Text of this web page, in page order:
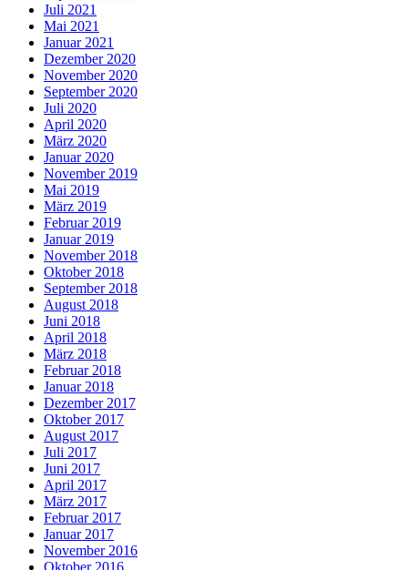
Juli 2021
Mai 2021
Januar 2021
Dezember 2020
November 2020
September 2020
Juli 2020
April 2020
März 2020
Januar 2020
November 2019
Mai 2019
März 2019
Februar 2019
Januar 2019
November 2018
Oktober 2018
September 2018
August 2018
Juni 2018
April 2018
März 2018
Februar 2018
Januar 2018
Dezember 2017
Oktober 2017
August 2017
Juli 2017
Juni 2017
April 2017
März 2017
Februar 2017
Januar 2017
November 2016